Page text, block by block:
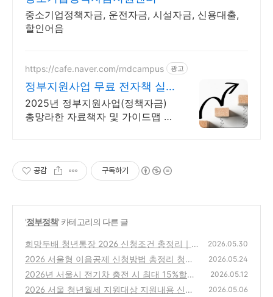
중소기업정책자금, 운전자금, 시설자금, 신용대출,
할인어음
https://cafe.naver.com/rndcampus 광고
정부지원사업 무료 전자책 실
무 전문가 무료 웹세미나
2025년 정부지원사업(정책자금)
총망라한 자료책자 및 가이드맵 무
공감 구독하기
'정부정책' 카테고리의 다른 글
희망두배 청년통장 2026 신청조건 총정리｜
월 15만원으로 최대 1,080만원 만드는 방법
(0)
2026.05.30
2026 서울형 이음공제 신청방법 총정리 청년·
중장년 지원금, 기업부담금 0원 가능할까?
2026.05.24
2026년 서울시 전기차 충전 시 최대 15%할인
정책 시행
(1)
2026.05.12
2026 서울 청년월세 지원대상 지원내용 신청
2026.05.06